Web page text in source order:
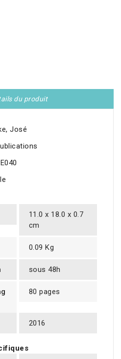
du produit
José
11.0 x 18.0 x 0.7
cm
0.09 Kg
sous 48h
80 pages
2016